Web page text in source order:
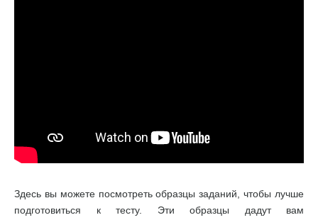
Здесь вы можете посмотреть образцы заданий, чтобы лучше
подготовиться к тесту. Эти образцы дадут вам